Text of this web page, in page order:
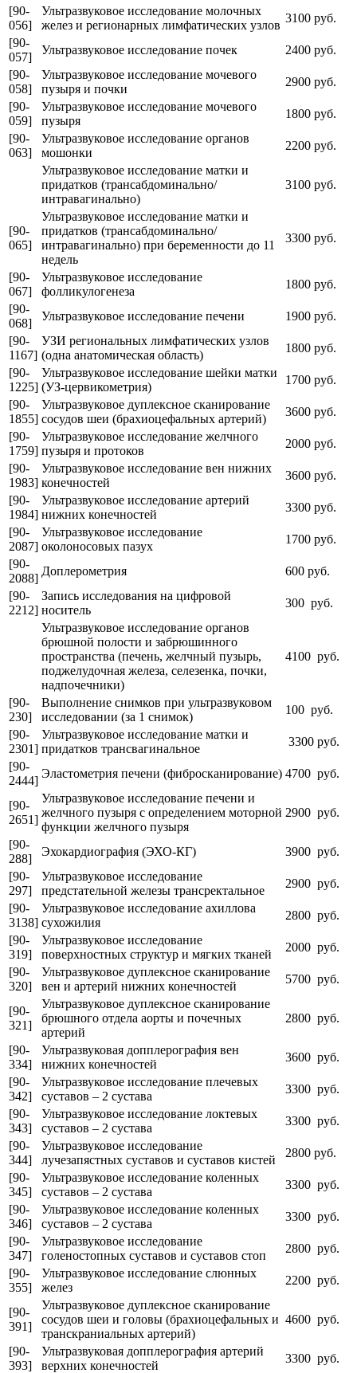
[90-
056]
Ультразвуковое исследование молочных
желез и регионарных лимфатических узлов
3100 руб.
[90-
057]
Ультразвуковое исследование почек
2400 руб.
[90-
058]
Ультразвуковое исследование мочевого
пузыря и почки
2900 руб.
[90-
059]
Ультразвуковое исследование мочевого
пузыря
1800 руб.
[90-
063]
Ультразвуковое исследование органов
мошонки
2200 руб.
Ультразвуковое исследование матки и
придатков (трансабдоминально/
интравагинально)
3100 руб.
[90-
065]
Ультразвуковое исследование матки и
придатков (трансабдоминально/
интравагинально) при беременности до 11
недель
3300 руб.
[90-
067]
Ультразвуковое исследование
фолликулогенеза
1800 руб.
[90-
068]
Ультразвуковое исследование печени
1900 руб.
[90-
1167]
УЗИ региональных лимфатических узлов
(одна анатомическая область)
1800 руб.
[90-
1225]
Ультразвуковое исследование шейки матки
(УЗ-цервикометрия)
1700 руб.
[90-
1855]
Ультразвуковое дуплексное сканирование
сосудов шеи (брахиоцефальных артерий)
3600 руб.
[90-
1759]
Ультразвуковое исследование желчного
пузыря и протоков
2000 руб.
[90-
1983]
Ультразвуковое исследование вен нижних
конечностей
3600 руб.
[90-
1984]
Ультразвуковое исследование артерий
нижних конечностей
3300 руб.
[90-
2087]
Ультразвуковое исследование
околоносовых пазух
1700 руб.
[90-
2088]
Доплерометрия
600 руб.
[90-
2212]
Запись исследования на цифровой
носитель
300 руб.
Ультразвуковое исследование органов
брюшной полости и забрюшинного
пространства (печень, желчный пузырь,
поджелудочная железа, селезенка, почки,
надпочечники)
4100 руб.
[90-
230]
Выполнение снимков при ультразвуковом
исследовании (за 1 снимок)
100 руб.
[90-
2301]
Ультразвуковое исследование матки и
придатков трансвагинальное
3300 руб.
[90-
2444]
Эластометрия печени (фибросканирование) 4700 руб.
[90-
2651]
Ультразвуковое исследование печени и
желчного пузыря с определением моторной
функции желчного пузыря
2900 руб.
[90-
288]
Эхокардиография (ЭХО-КГ)
3900 руб.
[90-
297]
Ультразвуковое исследование
предстательной железы трансректальное
2900 руб.
[90-
3138]
Ультразвуковое исследование ахиллова
сухожилия
2800 руб.
[90-
319]
Ультразвуковое исследование
поверхностных структур и мягких тканей
2000 руб.
[90-
320]
Ультразвуковое дуплексное сканирование
вен и артерий нижних конечностей
5700 руб.
[90-
321]
Ультразвуковое дуплексное сканирование
брюшного отдела аорты и почечных
артерий
2800 руб.
[90-
334]
Ультразвуковая допплерография вен
нижних конечностей
3600 руб.
[90-
342]
Ультразвуковое исследование плечевых
суставов – 2 сустава
3300 руб.
[90-
343]
Ультразвуковое исследование локтевых
суставов – 2 сустава
3300 руб.
[90-
344]
Ультразвуковое исследование
лучезапястных суставов и суставов кистей
2800 руб.
[90-
345]
Ультразвуковое исследование коленных
суставов – 2 сустава
3300 руб.
[90-
346]
Ультразвуковое исследование коленных
суставов – 2 сустава
3300 руб.
[90-
347]
Ультразвуковое исследование
голеностопных суставов и суставов стоп
2800 руб.
[90-
355]
Ультразвуковое исследование слюнных
желез
2200 руб.
[90-
391]
Ультразвуковое дуплексное сканирование
сосудов шеи и головы (брахиоцефальных и
транскраниальных артерий)
4600 руб.
[90-
393]
Ультразвуковая допплерография артерий
верхних конечностей
3300 руб.